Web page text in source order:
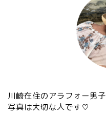
川崎在住のアラフォー男子
写真は大切な人です♡